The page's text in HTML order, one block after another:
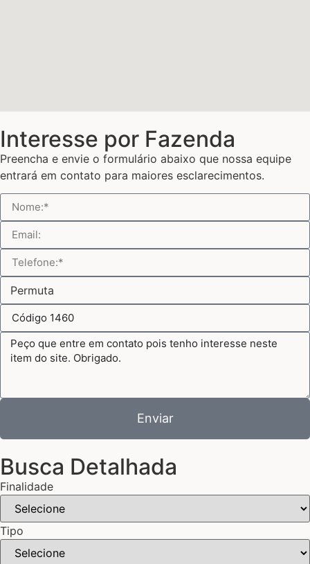
Interesse por Fazenda
Preencha e envie o formulário abaixo que nossa equipe
entrará em contato para maiores esclarecimentos.
Enviar
Busca Detalhada
Finalidade
Tipo